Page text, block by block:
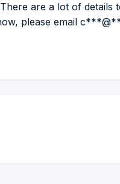
There are a lot of details
please email